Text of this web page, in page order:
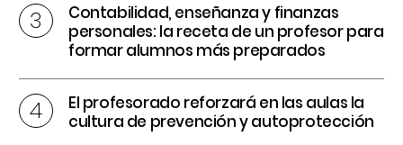
Contabilidad, enseñanza y finanzas
personales: la receta de un profesor para
formar alumnos más preparados
El profesorado reforzará en las aulas la
cultura de prevención y autoprotección